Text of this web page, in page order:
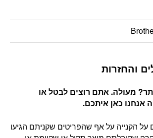
והחזרות
מעולה. אתם רוצים לבטל או
אנחנו כאן איתכם.
הקנייה על אף שהפריטים שקניתם הגיעו